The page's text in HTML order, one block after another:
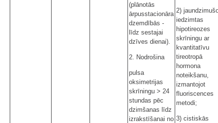
(plānotās
ārpusstacionāra
dzemdībās -
līdz sestajai
dzīves dienai).
2. Nodrošina
pulsa
oksimetrijas
skrīningu > 24
stundas pēc
dzimšanas līdz
izrakstīšanai no
2)
iedzimtas
hipotireozes
skrīningu ar
kvantitatīvu
tireotropā
hormona
noteikšanu,
izmantojot
fluoriscences
metodi;
3) cistiskās